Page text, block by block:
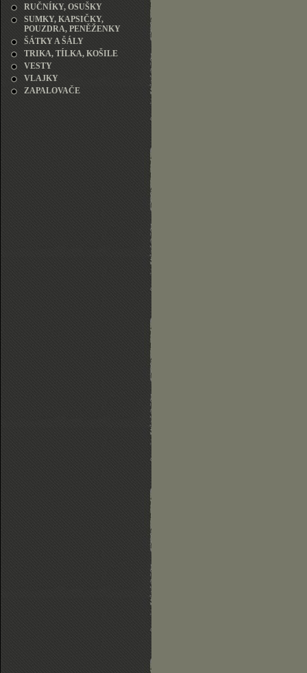
RUČNÍKY, OSUŠKY
SUMKY, KAPSIČKY,
POUZDRA, PENĚŽENKY
ŠÁTKY A ŠÁLY
TRIKA, TÍLKA, KOŠILE
VESTY
VLAJKY
ZAPALOVAČE